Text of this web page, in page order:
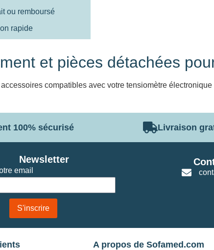
ou remboursé
rapide
et pièces détachées
compatibles avec votre tensiomètre
100% sécurisé Livraison
email
S'inscrire
Newsletter
A propos de Sofamed.com